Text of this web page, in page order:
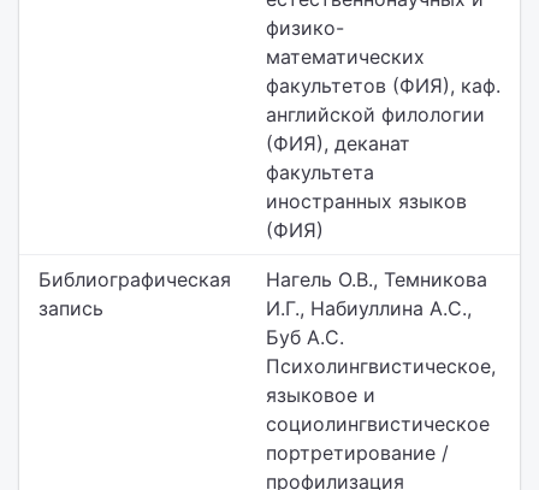
физико-
математических
факультетов (ФИЯ), каф.
английской филологии
(ФИЯ), деканат
факультета
иностранных языков
(ФИЯ)
Библиографическая
запись
Нагель О.В., Темникова
И.Г., Набиуллина А.С.,
Буб А.С.
Психолингвистическое,
языковое и
социолингвистическое
портретирование /
профилизация